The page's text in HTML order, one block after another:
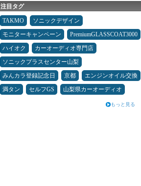
注目タグ
TAKMO
ソニックデザイン
モニターキャンペーン
PremiumGLASSCOAT3000
ハイオク
カーオーディオ専門店
ソニックプラスセンター山梨
みんカラ登録記念日
京都
エンジンオイル交換
満タン
セルフGS 山梨県カーオーディオ
もっと見る